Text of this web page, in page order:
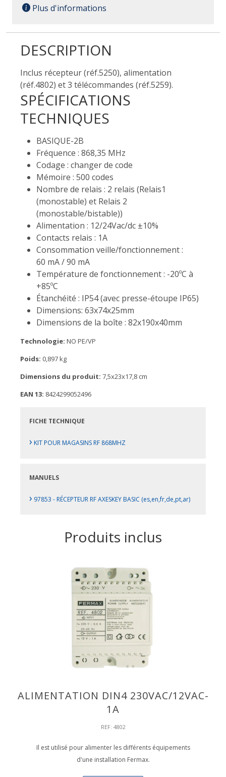
Plus d'informations
DESCRIPTION
Inclus récepteur (réf.5250), alimentation
(réf.4802) et 3 télécommandes (réf.5259).
SPÉCIFICATIONS
TECHNIQUES
BASIQUE-2B
Fréquence : 868,35 MHz
Codage : changer de code
Mémoire : 500 codes
Nombre de relais : 2 relais (Relais1
(monostable) et Relais 2
(monostable/bistable))
Alimentation : 12/24Vac/dc ±10%
Contacts relais : 1A
Consommation veille/fonctionnement :
60 mA / 90 mA
Température de fonctionnement : -20ºC à
+85ºC
Étanchéité : IP54 (avec presse-étoupe IP65)
Dimensions: 63x74x25mm
Dimensions de la boîte : 82x190x40mm
Technologie: NO PE/VP
Poids: 0,897 kg
Dimensions du produit: 7,5x23x17,8 cm
EAN 13: 8424299052496
FICHE TECHNIQUE
› KIT POUR MAGASINS RF 868MHZ
MANUELS
› 97853 - RÉCEPTEUR RF AXESKEY BASIC (es,en,fr,de,pt,ar)
Produits inclus
ALIMENTATION DIN4 230VAC/12VAC-
1A
REF: 4802
Il est utilisé pour alimenter les différents équipements
d'une installation Fermax.